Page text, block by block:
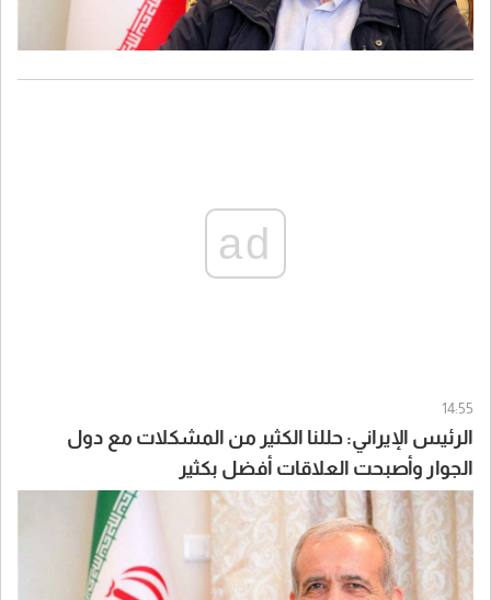
ad
14:55
الرئيس الإيراني: حللنا الكثير من المشكلات مع دول
الجوار وأصبحت العلاقات أفضل بكثير